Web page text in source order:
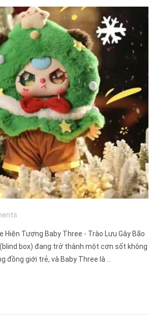
Hiện Tượng Baby Three - Trào Lưu Gây Bão
box) đang trở thành một cơn sốt không
đồng giới trẻ, và Baby Three là ...